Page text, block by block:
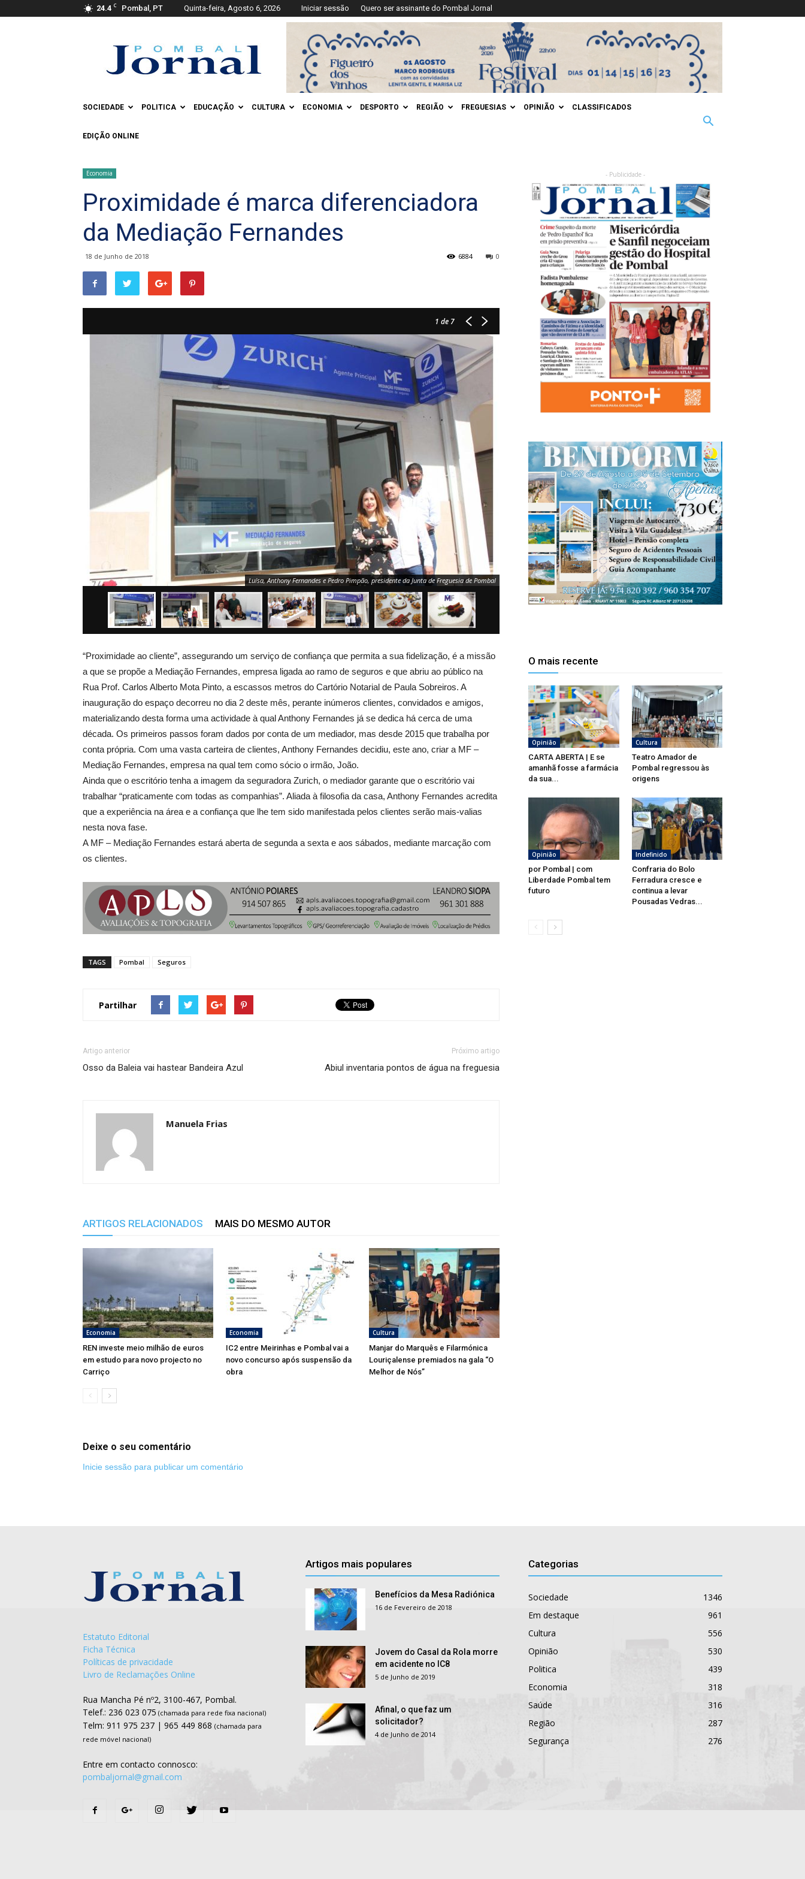
24.4 C Pombal, PT Quinta-feira, Agosto 6, 2026 Iniciar sessão Quero ser assinante do Pombal Jornal
Jornal
SOCIEDADE POLITICA EDUCAÇÃO CULTURA ECONOMIA DESPORTO REGIÃO FREGUESIAS OPINIÃO CLASSIFICADOS
EDIÇÃO ONLINE
Economia
Proximidade é marca diferenciadora
da Mediação Fernandes
18 de Junho de 2018 0
6884
1 de 7
Luísa, Anthony Fernandes e Pedro Pimpão, presidente da Junta de Freguesia de Pombal
“Proximidade ao cliente”, assegurando um serviço de confiança que permita a sua fidelização, é a missão
a que se propõe a Mediação Fernandes, empresa ligada ao ramo de seguros e que abriu ao público na
Rua Prof. Carlos Alberto Mota Pinto, a escassos metros do Cartório Notarial de Paula Sobreiros. A
inauguração do espaço decorreu no dia 2 deste mês, perante inúmeros clientes, convidados e amigos,
materializando desta forma uma actividade à qual Anthony Fernandes já se dedica há cerca de uma
década. Os primeiros passos foram dados por conta de um mediador, mas desde 2015 que trabalha por
conta própria. Com uma vasta carteira de clientes, Anthony Fernandes decidiu, este ano, criar a MF –
Mediação Fernandes, empresa na qual tem como sócio o irmão, João.
Ainda que o escritório tenha a imagem da seguradora Zurich, o mediador garante que o escritório vai
trabalhar “praticamente com todas as companhias”. Aliada à filosofia da casa, Anthony Fernandes acredita
que a experiência na área e a confiança que lhe tem sido manifestada pelos clientes serão mais-valias
nesta nova fase.
A MF – Mediação Fernandes estará aberta de segunda a sexta e aos sábados, mediante marcação com
os clientes.
TAGS Pombal Seguros
Partilhar
Artigo anterior
Osso da Baleia vai hastear Bandeira Azul
Próximo artigo
Abiul inventaria pontos de água na freguesia
Manuela Frias
ARTIGOS RELACIONADOS MAIS DO MESMO AUTOR
Economia
REN investe meio milhão de euros
em estudo para novo projecto no
Carriço
Economia
IC2 entre Meirinhas e Pombal vai a
novo concurso após suspensão da
obra
Cultura
Manjar do Marquês e Filarmónica
Louriçalense premiados na gala “O
Melhor de Nós”
Deixe o seu comentário
Inicie sessão para publicar um comentário
- Publicidade -
O mais recente
Opinião
CARTA ABERTA | E se
amanhã fosse a farmácia
da sua...
Cultura
Teatro Amador de
Pombal regressou às
origens
Opinião
por Pombal | com
Liberdade Pombal tem
futuro
Indefinido
Confraria do Bolo
Ferradura cresce e
continua a levar
Pousadas Vedras...
Estatuto Editorial
Ficha Técnica
Políticas de privacidade
Livro de Reclamações Online
Rua Mancha Pé nº2, 3100-467, Pombal.
Telef.: 236 023 075 (chamada para rede fixa nacional)
Telm: 911 975 237 | 965 449 868 (chamada para
rede móvel nacional)
Entre em contacto connosco:
pombaljornal@gmail.com
Artigos mais populares
Benefícios da Mesa Radiónica
16 de Fevereiro de 2018
Jovem do Casal da Rola morre
em acidente no IC8
5 de Junho de 2019
Afinal, o que faz um
solicitador?
4 de Junho de 2014
Categorias
Sociedade
1346
Em destaque
961
Cultura
556
Opinião
530
Politica
439
Economia
318
Saúde
316
Região
287
Segurança
276